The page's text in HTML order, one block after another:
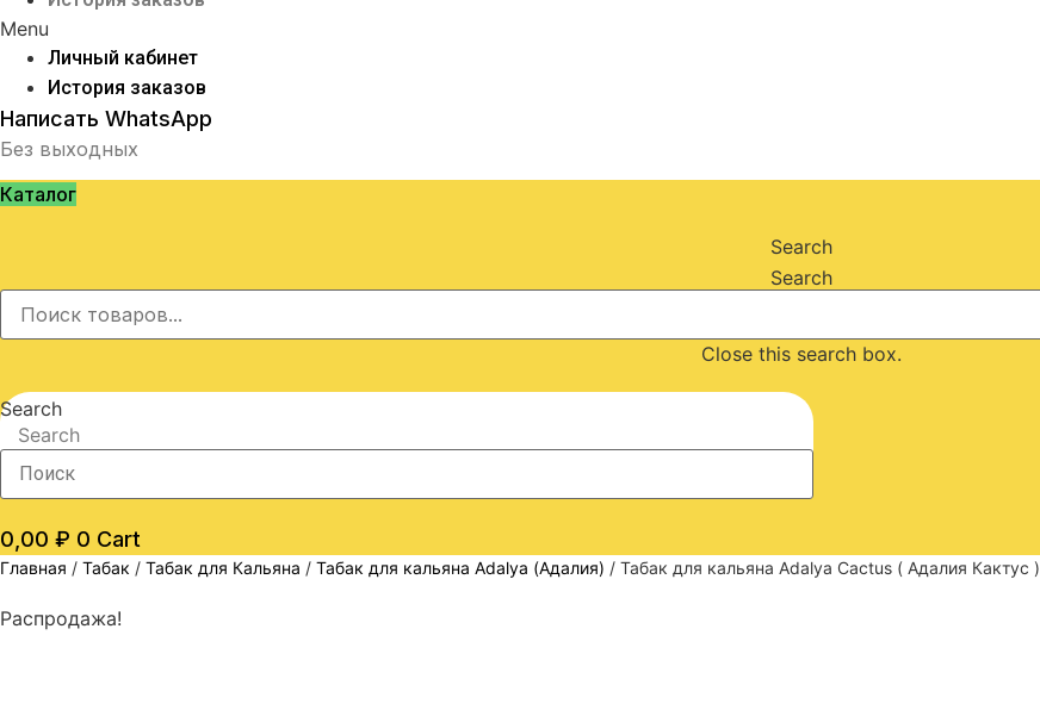
Menu
Личный кабинет
История заказов
Написать WhatsApp
Без выходных
Каталог
Search
Search
Close this search box.
Search
Search
0,00 ₽ 0 Cart
Главная / Табак / Табак для Кальяна / Табак для кальяна Adalya (Адалия) / Табак для кальяна Adalya Cactus ( Адалия Кактус )
Распродажа!